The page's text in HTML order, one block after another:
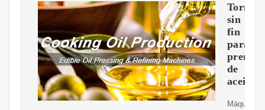
Tornillo
sin
fin
para
prensa
de
aceite
Máquina